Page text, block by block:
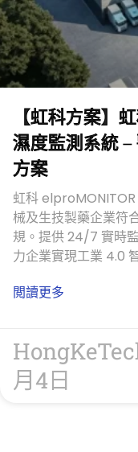
【虹科方案】
濕度監測系統 –
方案
虹科
械及生技製藥企業符
規。提供 24/7 實時
力企業實現工業 4.0
閲讀更多
月4日